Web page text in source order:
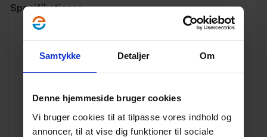
Samtykke Detaljer Om
Denne hjemmeside bruger cookies
Vi bruger cookies til at tilpasse vores indhold og
annoncer, til at vise dig funktioner til sociale
Specifikationer
Varenummer10198145
Vægt 1.4
Enhed STK.
Dimension 250